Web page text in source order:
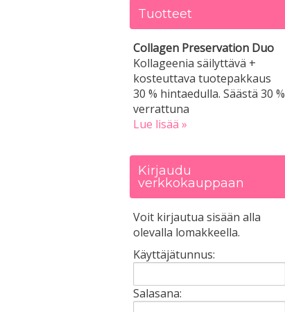
Tuotteet
Collagen Preservation Duo
Kollageenia säilyttävä +
kosteuttava tuotepakkaus
30 % hintaedulla. Säästä 30 %
verrattuna
Lue lisää »
Kirjaudu
verkkokauppaan
Voit kirjautua sisään alla
olevalla lomakkeella.
Käyttäjätunnus:
Salasana: